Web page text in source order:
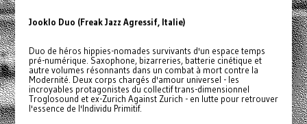
Jooklo Duo (Freak Jazz Agressif, Italie)
Duo de héros hippies-nomades survivants d'un espace temps
pré-numérique. Saxophone, bizarreries, batterie cinétique et
autre volumes résonnants dans un combat à mort contre la
Modernité. Deux corps chargés d'amour universel - les
incroyables protagonistes du collectif trans-dimensionnel
Troglosound et ex-Zurich Against Zurich - en lutte pour retrouver
l'essence de l'Individu Primitif.